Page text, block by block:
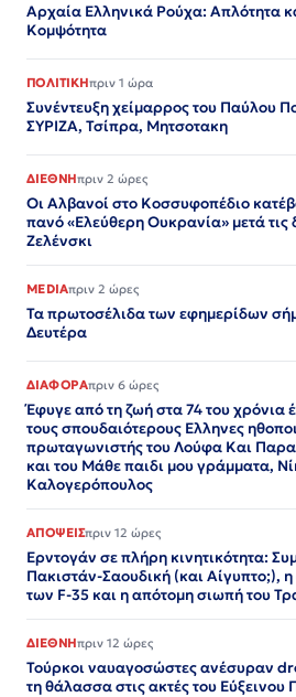
Αρχαία Ελληνικά Ρούχα: Απλότητα
Κομψότητα
ΠΟΛΙΤΙΚΗπριν 1 ώρα
Συνέντευξη χείμαρρος του Παύλου
ΣΥΡΙΖΑ, Τσίπρα, Μητσοτακη
ΔΙΕΘΝΗπριν 2 ώρες
Οι Αλβανοί στο Κοσσυφοπέδιο
πανό «Ελεύθερη Ουκρανία» μετά τις
Ζελένσκι
MEDIAπριν 2 ώρες
Τα πρωτοσέλιδα των εφημερίδων
Δευτέρα
ΔΙΑΦΟΡΑπριν 6 ώρες
Έφυγε από τη ζωή στα 74 του χρόνια
τους σπουδαιότερους Ελληνες
πρωταγωνιστής του Λούφα Και
και του Μάθε παιδι μου γράμματα,
Καλογερόπουλος
ΑΠΟΨΕΙΣπριν 12 ώρες
Ερντογάν σε πλήρη κινητικότητα:
Πακιστάν-Σαουδική (και Αίγυπτο;),
των F-35 και η απότομη σιωπή του
ΔΙΕΘΝΗπριν 12 ώρες
Τούρκοι ναυαγοσώστες ανέσυραν
τη θάλασσα στις ακτές του Εύξεινου